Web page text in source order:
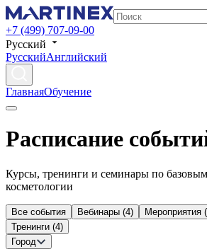
+7 (499) 707-09-00
Русский
РусскийАнглийский
ГлавнаяОбучение
Расписание
Курсы, тренинги и семинары по
косметологии
Все события Вебинары (4) Мероприятия (
Тренинги (4)
Город